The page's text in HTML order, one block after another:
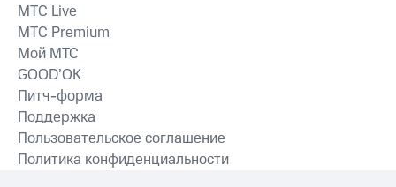
MTС Live
MTС Premium
Мой МТС
GOOD’OK
Питч-форма
Поддержка
Пользовательское соглашение
Политика конфиденциальности